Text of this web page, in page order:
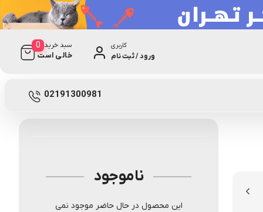
کاربری
ورود / ثبت نام
سبد خرید
خالی است
0
02191300981
42745 0 دیدگاه
ناموجود
این محصول در حال حاضر موجود نمی